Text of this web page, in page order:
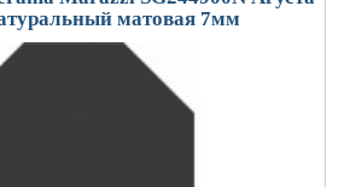
матовая 7мм